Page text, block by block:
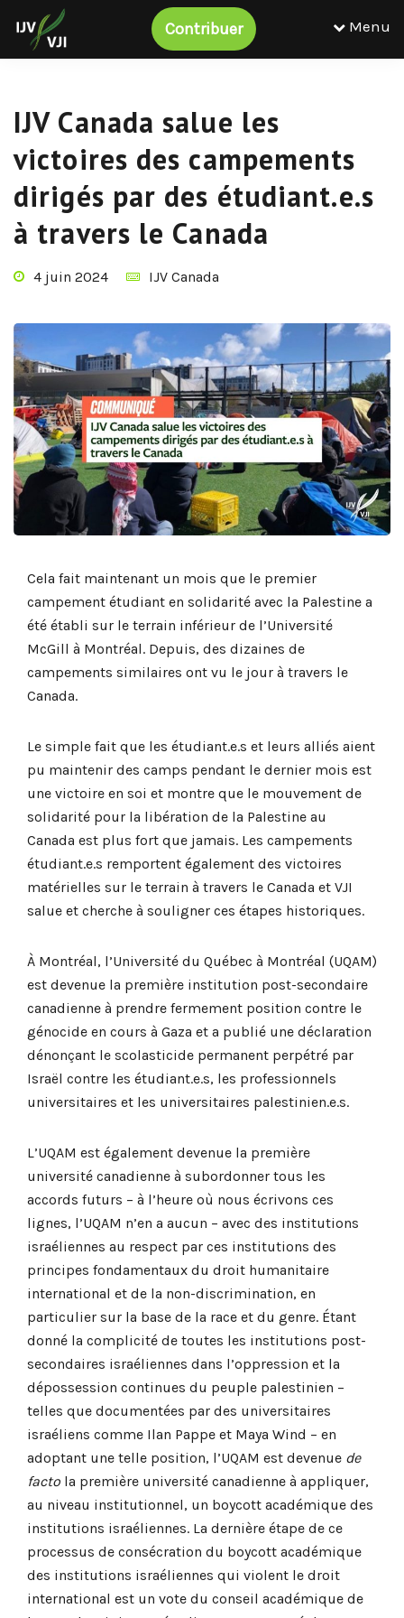
Contribuer Menu
IJV Canada salue les
victoires des campements
dirigés par des étudiant.e.s
à travers le Canada
4 juin 2024 IJV Canada
Cela fait maintenant un mois que le premier
campement étudiant en solidarité avec la Palestine a
été établi sur le terrain inférieur de l’Université
McGill à Montréal. Depuis, des dizaines de
campements similaires ont vu le jour à travers le
Canada.
Le simple fait que les étudiant.e.s et leurs alliés aient
pu maintenir des camps pendant le dernier mois est
une victoire en soi et montre que le mouvement de
solidarité pour la libération de la Palestine au
Canada est plus fort que jamais. Les campements
étudiant.e.s remportent également des victoires
matérielles sur le terrain à travers le Canada et VJI
salue et cherche à souligner ces étapes historiques.
À Montréal, l’Université du Québec à Montréal (UQAM)
est devenue la première institution post-secondaire
canadienne à prendre fermement position contre le
génocide en cours à Gaza et a publié une déclaration
dénonçant le scolasticide permanent perpétré par
Israël contre les étudiant.e.s, les professionnels
universitaires et les universitaires palestinien.e.s.
L’UQAM est également devenue la première
université canadienne à subordonner tous les
accords futurs – à l’heure où nous écrivons ces
lignes, l’UQAM n’en a aucun – avec des institutions
israéliennes au respect par ces institutions des
principes fondamentaux du droit humanitaire
international et de la non-discrimination, en
particulier sur la base de la race et du genre. Étant
donné la complicité de toutes les institutions post-
secondaires israéliennes dans l’oppression et la
dépossession continues du peuple palestinien –
telles que documentées par des universitaires
israéliens comme Ilan Pappe et Maya Wind – en
adoptant une telle position, l’UQAM est devenue de
facto la première université canadienne à appliquer,
au niveau institutionnel, un boycott académique des
institutions israéliennes. La dernière étape de ce
processus de consécration du boycott académique
des institutions israéliennes qui violent le droit
international est un vote du conseil académique de